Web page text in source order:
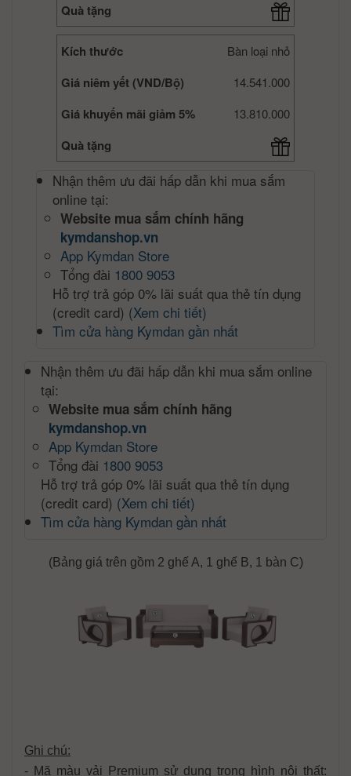
Quà tặng
Bàn loại nhỏ
Kích thước
14.541.000
Giá niêm yết (VND/Bộ)
13.810.000
Giá khuyến mãi giảm 5%
Quà tặng
Nhận thêm ưu đãi hấp dẫn khi mua sắm
online tại:
Website mua sắm chính hãng
kymdanshop.vn
App Kymdan Store
Tổng đài 1800 9053
Hỗ trợ trả góp 0% lãi suất qua thẻ tín dụng
(credit card) (Xem chi tiết)
Tìm cửa hàng Kymdan gần nhất
Nhận thêm ưu đãi hấp dẫn khi mua sắm online
tại:
Website mua sắm chính hãng
kymdanshop.vn
App Kymdan Store
Tổng đài 1800 9053
Hỗ trợ trả góp 0% lãi suất qua thẻ tín dụng
(credit card) (Xem chi tiết)
Tìm cửa hàng Kymdan gần nhất
(Bảng giá trên gồm 2 ghế A, 1 ghế B, 1 bàn C)
Ghi chú:
- Mã màu vải Premium sử dụng trong hình nội thất: